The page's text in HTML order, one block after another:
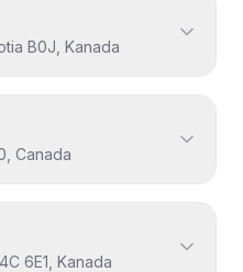
B0J, Kanada
Canada
6E1, Kanada